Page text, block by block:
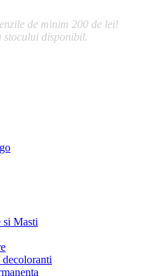
de minim 200 de lei!
stocului disponibil.
si Masti